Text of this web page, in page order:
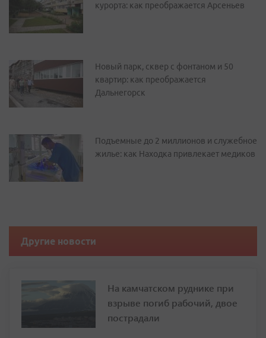
курорта: как преображается Арсеньев
Новый парк, сквер с фонтаном и 50
квартир: как преображается
Дальнегорск
Подъемные до 2 миллионов и служебное
жилье: как Находка привлекает медиков
Другие новости
На камчатском руднике при
взрыве погиб рабочий, двое
пострадали